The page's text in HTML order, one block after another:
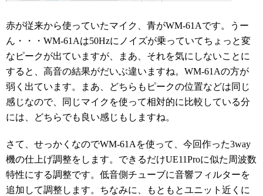
赤が従来から使っていたマイク、青がWM-61Aです。うー
ん・・・WM-61Aは50Hzにノイズが乗っていてちょっと変
なピークが出ていますが、まあ、それを気にしないことに
すると、高音の結果がだいぶ違いますね。WM-61Aの方が
弱く出ています。まあ、どちらもピークの位置などは同じ
感じなので、同じマイクを使って相対的に比較している分
には、どちらでも良い感じもしますね。
さて、せっかくなのでWM-61Aを使って、今回作った3way
機の仕上げ調整をします。できるだけUE11Proに似た周波数
特性にする調整です。低音側チューブに音響フィルターを
追加して調整します。ちなみに、もともとユニット近くに